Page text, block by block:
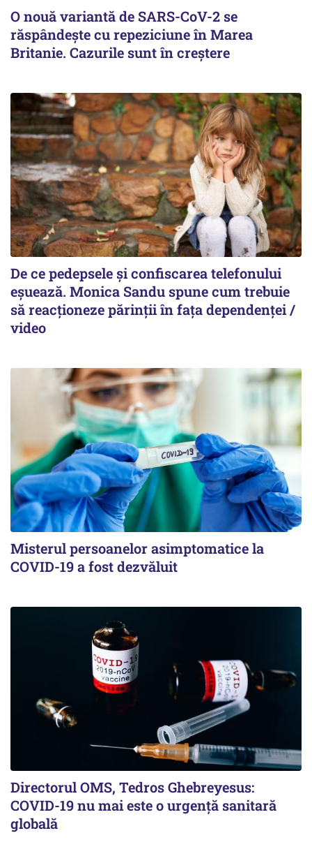
O nouă variantă de SARS-CoV-2 se
răspândește cu repeziciune în Marea
Britanie. Cazurile sunt în creștere
De ce pedepsele și confiscarea telefonului
eșuează. Monica Sandu spune cum trebuie
să reacționeze părinții în fața dependenței /
video
Misterul persoanelor asimptomatice la
COVID-19 a fost dezvăluit
Directorul OMS, Tedros Ghebreyesus:
COVID-19 nu mai este o urgenţă sanitară
globală